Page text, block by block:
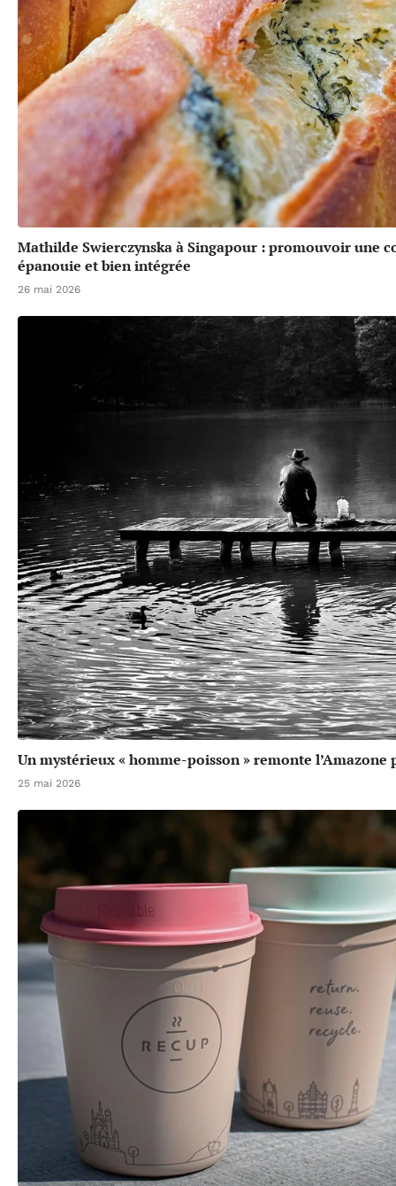
Mathilde Swierczynska à Singapour : promouvoir une
épanouie et bien intégrée
26 mai 2026
Un mystérieux « homme-poisson » remonte
25 mai 2026